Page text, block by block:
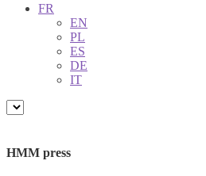
FR
EN
PL
ES
DE
IT
HMM press